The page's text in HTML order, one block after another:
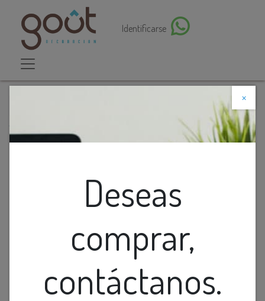
Identificarse
×
Deseas
comprar,
contáctanos.
Descuento web
Modulo Led Mini Ceramico 7w 3k 750lm (100-264)v